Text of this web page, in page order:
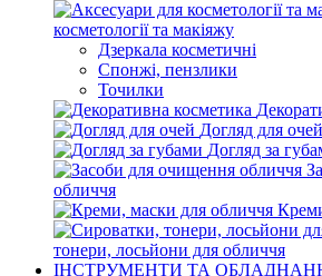
косметології та макіяжу
Дзеркала косметичні
Спонжі, пензлики
Точилки
Догляд для очей
Догляд за
обличчя
тонери, лосьйони для обличчя
ІНСТРУМЕНТИ ТА